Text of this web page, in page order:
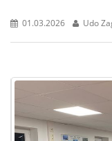
01.03.2026 Udo